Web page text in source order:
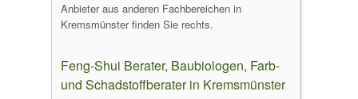
Anbieter aus anderen Fachbereichen in
Kremsmünster finden Sie rechts.
Feng-Shui Berater, Baubiologen, Farb-
und Schadstoffberater in Kremsmünster